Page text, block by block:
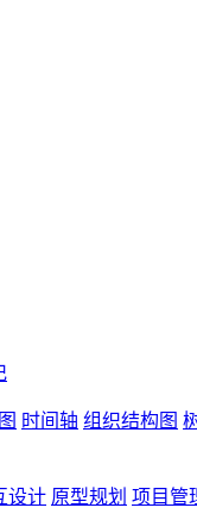
时间轴 组织结构图
设计 原型规划 项目管